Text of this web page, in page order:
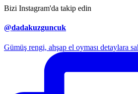
Bizi Instagram'da takip edin
@dadakuzguncuk
Gümüş rengi, ahşap el oyması detaylara